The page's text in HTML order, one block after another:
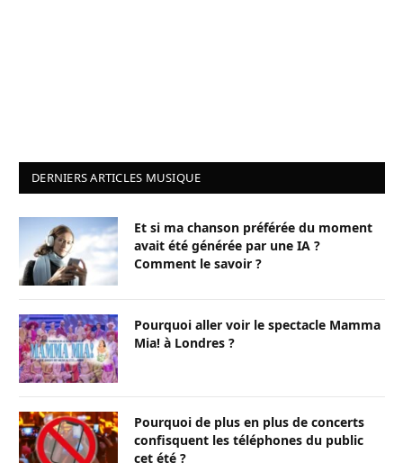
DERNIERS ARTICLES MUSIQUE
Et si ma chanson préférée du moment
avait été générée par une IA ?
Comment le savoir ?
Pourquoi aller voir le spectacle Mamma
Mia! à Londres ?
Pourquoi de plus en plus de concerts
confisquent les téléphones du public
cet été ?